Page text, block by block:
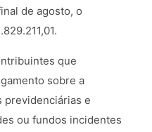
de agosto, o
que
sobre a
previdenciárias e
ou fundos incidentes